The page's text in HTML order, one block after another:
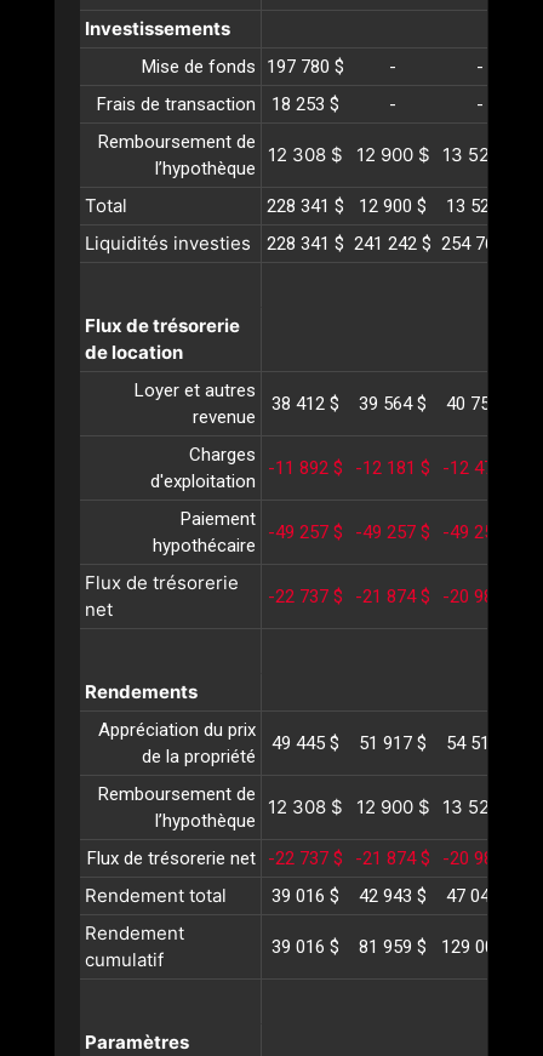
Investissements
Mise de fonds 197 780 $ -
-
Frais de transaction
18 253 $ -
-
Remboursement de
l’hypothèque
12 308 $ 12 900 $ 13 520 $
Total 228 341 $ 12 900 $ 13 520 $
Liquidités investies 228 341 $ 241 242 $ 254 763 $
Flux de trésorerie
de location
Loyer et autres
revenue
38 412 $ 39 564 $ 40 751 $
Charges
d'exploitation
-11 892 $ -12 181 $ -12 477 $
Paiement
hypothécaire
-49 257 $ -49 257 $ -49 257 $
Flux de trésorerie
net
-22 737 $ -21 874 $ -20 984 $
Rendements
Appréciation du prix
de la propriété
49 445 $ 51 917 $ 54 513 $
Remboursement de
l’hypothèque
12 308 $ 12 900 $ 13 520 $
Flux de trésorerie net -22 737 $ -21 874 $ -20 984 $
Rendement total 39 016 $ 42 943 $ 47 049 $
Rendement
cumulatif
39 016 $ 81 959 $ 129 009 $
Paramètres